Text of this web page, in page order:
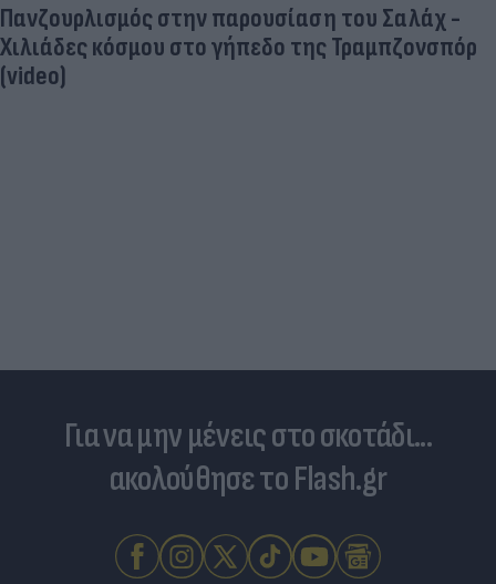
Πανζουρλισμός στην παρουσίαση του Σαλάχ -
Χιλιάδες κόσμου στο γήπεδο της Τραμπζονσπόρ
(video)
Για να μην μένεις στο σκοτάδι...
ακολούθησε το Flash.gr